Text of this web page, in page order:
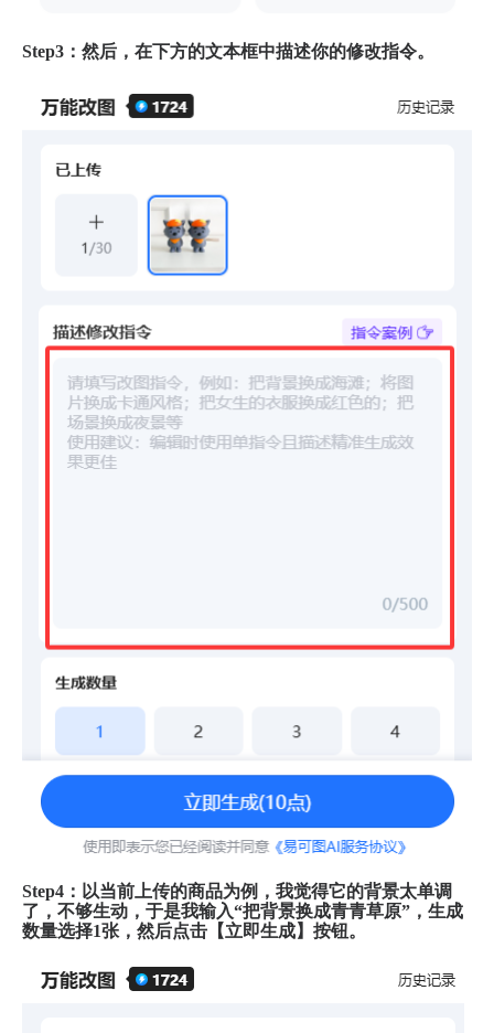
Step3：然后，在下方的文本框中描述你的修改指令。
Step4：以当前上传的商品为例，我觉得它的背景太单调
了，不够生动，于是我输入“把背景换成青青草原”，生成
数量选择1张，然后点击【立即生成】按钮。